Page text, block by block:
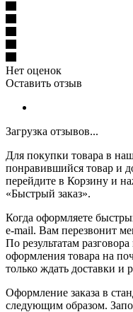
Нет оценок
Оставить отзыв
Загрузка отзывов...
Для покупки товара в
понравившийся товар и
перейдите в Корзину и
«Быстрый заказ».
Когда оформляете
e-mail. Вам перезвонит
По результатам
оформления товара на
только ждать доставки и
Оформление заказа в
следующим образом.